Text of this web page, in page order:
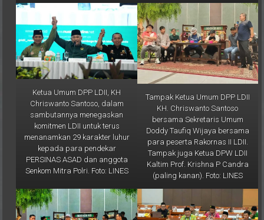
Ketua Umum DPP LDII, KH
Chriswanto Santoso, dalam
sambutannya menegaskan
komitmen LDII untuk terus
menanamkan 29 karakter luhur
kepada para pendekar
PERSINAS ASAD dan anggota
Senkom Mitra Polri. Foto: LINES
Tampak Ketua Umum DPP LDII
KH. Chriswanto Santoso
bersama Sekretaris Umum
Doddy Taufiq Wijaya bersama
para peserta Rakornas II LDII.
Tampak juga Ketua DPW LDII
Kaltim Prof. Krishna P Candra
(paling kanan). Foto: LINES